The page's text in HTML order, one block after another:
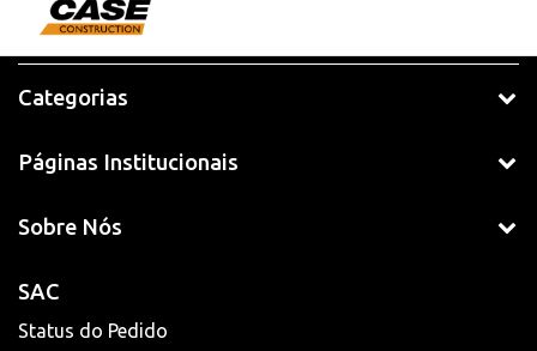
Categorias
Páginas Institucionais
Sobre Nós
SAC
Status do Pedido